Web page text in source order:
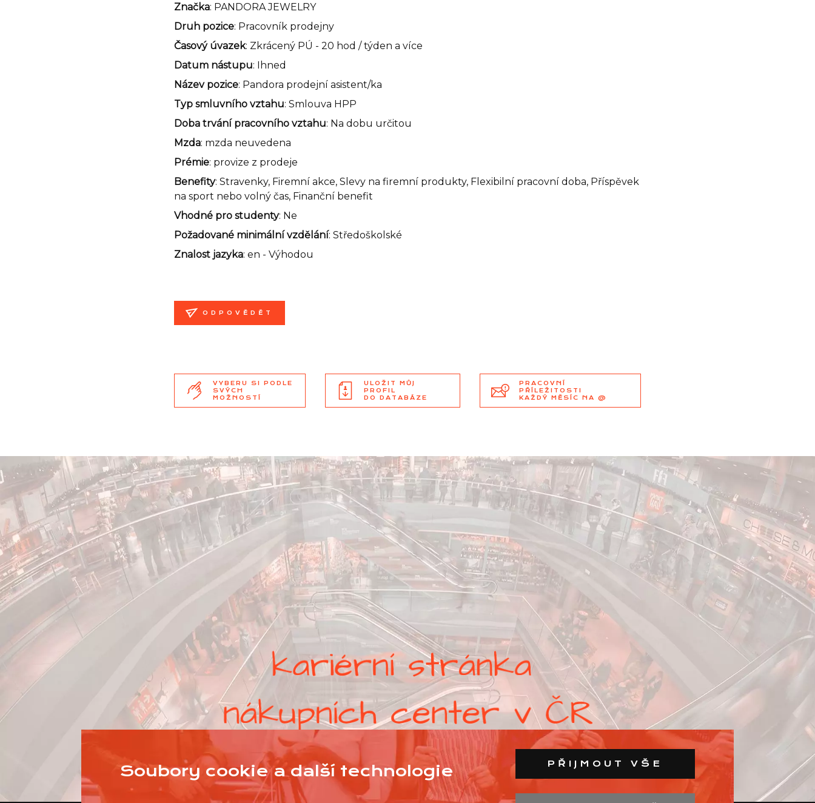
Značka: PANDORA JEWELRY
Druh pozice: Pracovník prodejny
Časový úvazek: Zkrácený PÚ - 20 hod / týden a více
Datum nástupu: Ihned
Název pozice: Pandora prodejní asistent/ka
Typ smluvního vztahu: Smlouva HPP
Doba trvání pracovního vztahu: Na dobu určitou
Mzda: mzda neuvedena
Prémie: provize z prodeje
Benefity: Stravenky, Firemní akce, Slevy na firemní produkty, Flexibilní pracovní doba, Příspěvek
na sport nebo volný čas, Finanční benefit
Vhodné pro studenty: Ne
Požadované minimální vzdělání: Středoškolské
Znalost jazyka: en - Výhodou
ODPOVĚDĚT
VYBERU SI PODLE
SVÝCH
MOŽNOSTÍ
ULOŽIT MŮJ
PROFIL
DO DATABÁZE
PRACOVNÍ
PŘÍLEŽITOSTI
KAŽDÝ MĚSÍC NA @
Soubory cookie a další technologie PŘIJMOUT VŠE